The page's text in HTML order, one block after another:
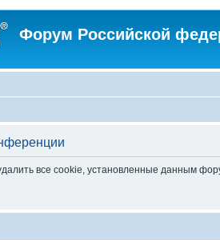
Форум Российской
все cookie, установленные данным